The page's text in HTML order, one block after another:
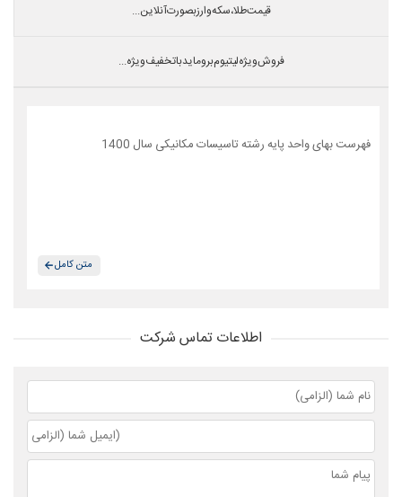
قیمت طلا،سکه و ارز بصورت آنلاین...
فروش ویژه لیتیوم بروماید با تخفیف ویژه...
فهرست بهای واحد پایه رشته تاسیسات مکانیکی سال 1400
متن کامل
اطلاعات تماس شرکت